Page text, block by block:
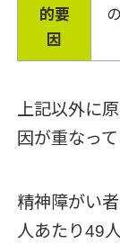
的要
因
上記以外に
因が重なっ
精神障がい
人あたり49